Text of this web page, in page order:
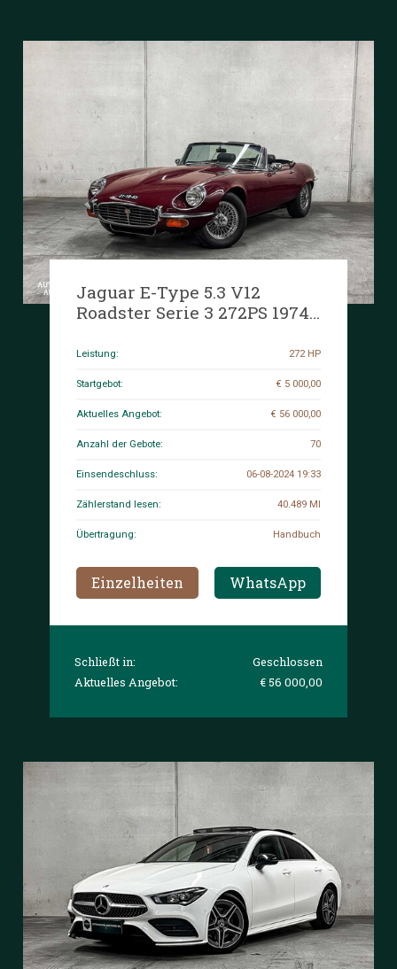
Jaguar E-Type 5.3 V12
Roadster Serie 3 272PS 1974,
Leistung: 272 HP
Startgebot: € 5 000,00
Aktuelles Angebot: € 56 000,00
Anzahl der Gebote: 70
Einsendeschluss: 06-08-2024 19:33
Zählerstand lesen: 40.489 MI
Übertragung: Handbuch
Einzelheiten WhatsApp
Schließt in:
Geschlossen
Aktuelles Angebot:
€ 56 000,00